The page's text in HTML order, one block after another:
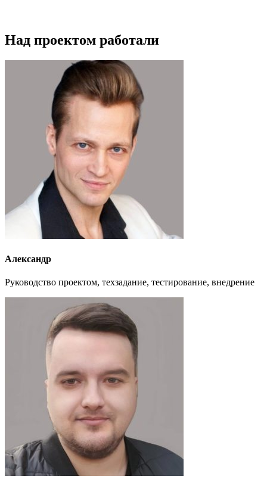
Над проектом работали
Александр
Руководство проектом, техзадание, тестирование, внедрение